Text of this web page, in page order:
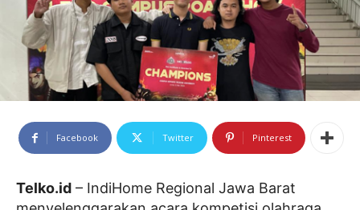
Facebook Twitter Pinterest
Telko.id – IndiHome Regional Jawa Barat